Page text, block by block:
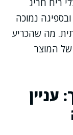
ריח חריג
נמוכה
מה שהכריע
של המוצר
עניין